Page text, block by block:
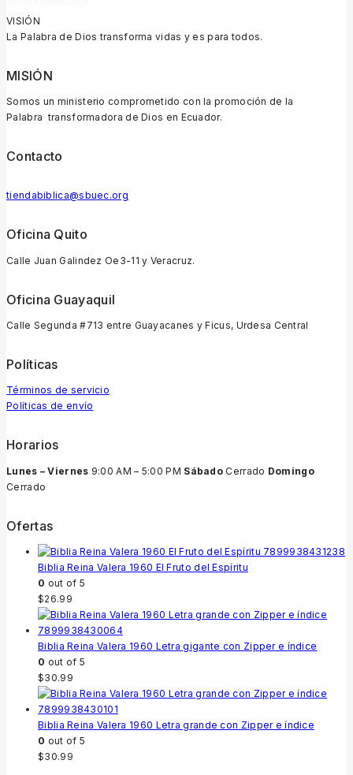
VISIÓN
La Palabra de Dios transforma vidas y es para todos.
MISIÓN
Somos un ministerio comprometido con la promoción de la
Palabra transformadora de Dios en Ecuador.
Contacto
tiendabiblica@sbuec.org
Oficina Quito
Calle Juan Galindez Oe3-11 y Veracruz.
Oficina Guayaquil
Calle Segunda #713 entre Guayacanes y Ficus, Urdesa Central
Políticas
Términos de servicio
Políticas de envío
Horarios
Lunes – Viernes 9:00 AM – 5:00 PM Sábado Cerrado Domingo
Cerrado
Ofertas
Biblia Reina Valera 1960 El Fruto del Espíritu
0 out of 5
$26.99
Biblia Reina Valera 1960 Letra gigante con Zipper e índice
0 out of 5
$30.99
Biblia Reina Valera 1960 Letra grande con Zipper e índice
0 out of 5
$30.99